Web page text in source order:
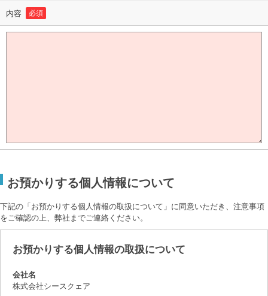
内容 必須
お預かりする個人情報について
下記の「お預かりする個人情報の取扱について」に同意いただき、注意事項
をご確認の上、弊社までご連絡ください。
お預かりする個人情報の取扱について
会社名
株式会社シースクェア